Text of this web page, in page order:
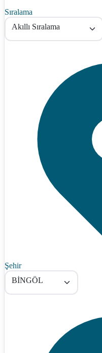
Sıralama
Akıllı Sıralama
Şehir
BİNGÖL